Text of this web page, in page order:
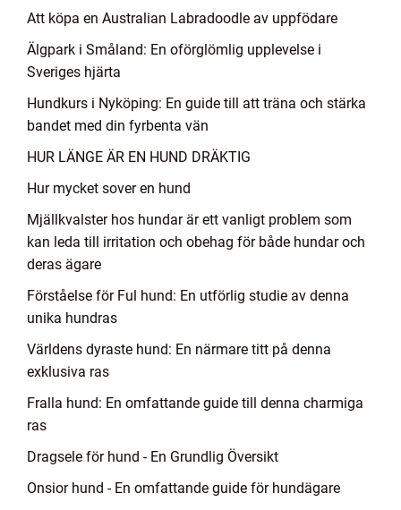
Att köpa en Australian Labradoodle av uppfödare
Älgpark i Småland: En oförglömlig upplevelse i
Sveriges hjärta
Hundkurs i Nyköping: En guide till att träna och stärka
bandet med din fyrbenta vän
HUR LÄNGE ÄR EN HUND DRÄKTIG
Hur mycket sover en hund
Mjällkvalster hos hundar är ett vanligt problem som
kan leda till irritation och obehag för både hundar och
deras ägare
Förståelse för Ful hund: En utförlig studie av denna
unika hundras
Världens dyraste hund: En närmare titt på denna
exklusiva ras
Fralla hund: En omfattande guide till denna charmiga
ras
Dragsele för hund - En Grundlig Översikt
Onsior hund - En omfattande guide för hundägare